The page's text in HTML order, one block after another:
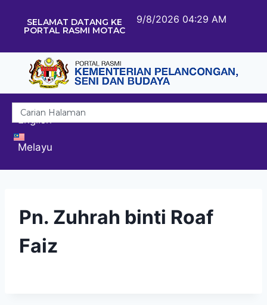
SELAMAT DATANG KE
PORTAL RASMI MOTAC
9/8/2026 04:29 AM
English
Melayu
Pn. Zuhrah binti Roaf
Faiz